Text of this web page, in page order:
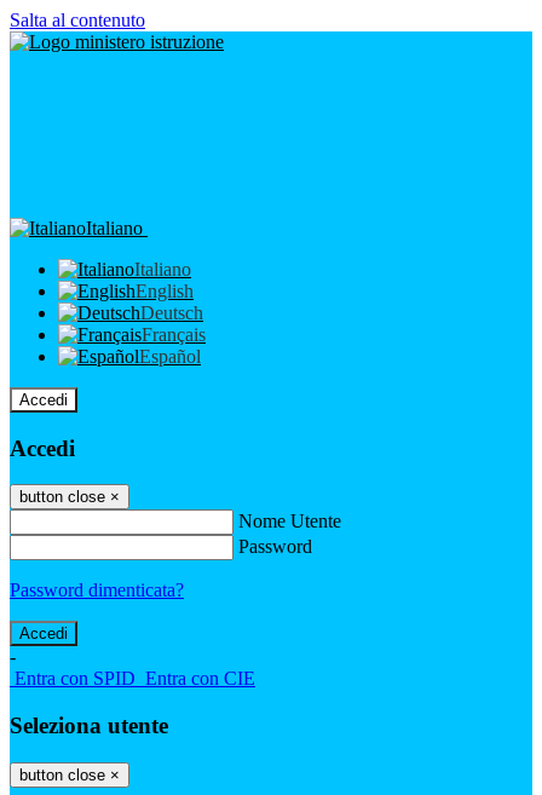
Salta al contenuto
Italiano
Italiano
English
Deutsch
Français
Español
Accedi
Accedi
button close ×
Nome Utente
Password
Password dimenticata?
-
Entra con SPID Entra con CIE
Seleziona utente
button close ×